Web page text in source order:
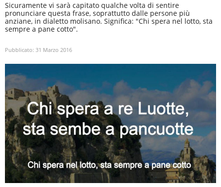
Sicuramente vi sarà capitato qualche volta di sentire
pronunciare questa frase, soprattutto dalle persone più
anziane, in dialetto molisano. Significa: "Chi spera nel lotto, sta
sempre a pane cotto".
Pubblicato: 31 Marzo 2016